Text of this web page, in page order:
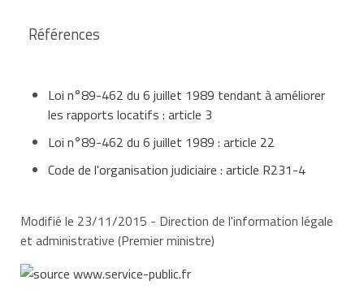
constat d'huissier,
factures,
impayés restée sans réponse.
La régularisation définitive et la restitution
du solde (déduit des sommes restant dues
mois qui suit l'approbation définitive des
comptes de l'immeuble. Rien n'empêche
toutefois les parties de solder
immédiatement l'ensemble des comptes
Références
Loi n°89-462 du 6 juillet 1989 tendant à améliorer
les rapports locatifs : article 3
Loi n°89-462 du 6 juillet 1989 : article 22
Code de l'organisation judiciaire : article R231-4
Modifié le 23/11/2015 - Direction de l'information légale
et administrative (Premier ministre)